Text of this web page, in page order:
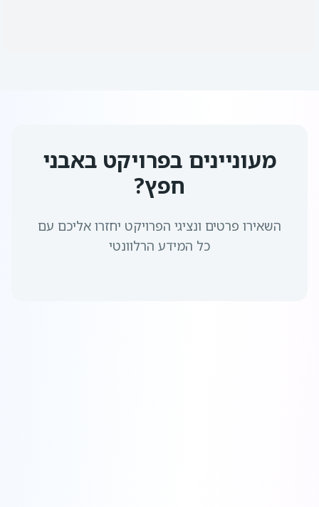
מעוניינים בפרויקט באבני
חפץ?
השאירו פרטים ונציגי הפרויקט יחזרו אליכם עם
כל המידע הרלוונטי